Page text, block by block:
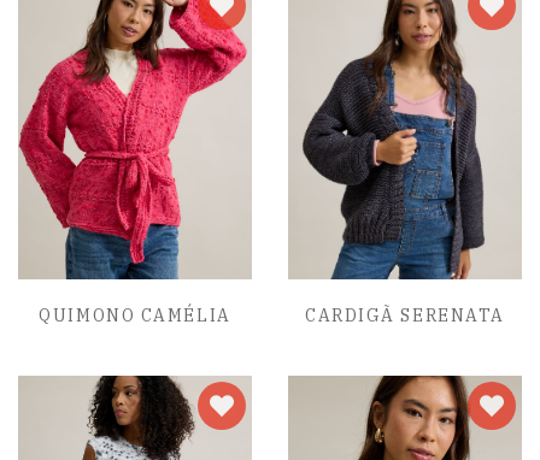
QUIMONO CAMÉLIA CARDIGÃ SERENATA